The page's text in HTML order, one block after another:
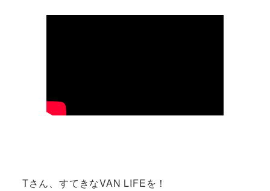
Tさん、すてきなVAN LIFEを！